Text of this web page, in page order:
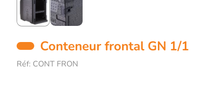
Conteneur frontal GN 1/1
Réf: CONT FRON